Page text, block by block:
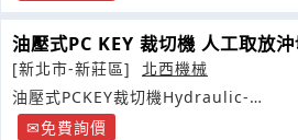
油壓式PC KEY 裁切機 人工取放
[新北市-新莊區]
北西機械
油壓式PCKEY裁切機Hydraulic-
TypePCKEYShearingMachine
免費詢價